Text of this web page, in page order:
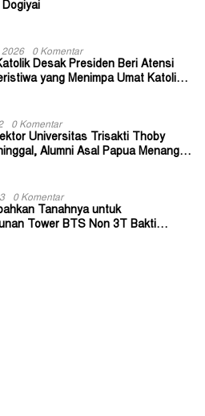
2026 0 Komentar
Desak Presiden Beri Atensi
yang Menimpa Umat Katolik
0 Komentar
Universitas Trisakti Thoby
Alumni Asal Papua Menangis:
0 Komentar
Tanahnya untuk
Tower BTS Non 3T Bakti